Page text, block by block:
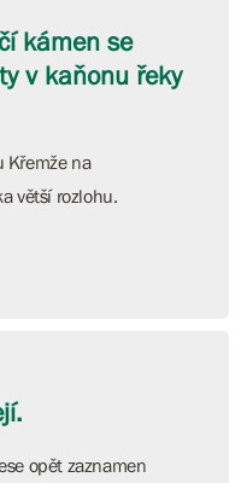
kámen se
v kaňonu řeky
Křemže na
větší rozlohu.
opět zaznamen